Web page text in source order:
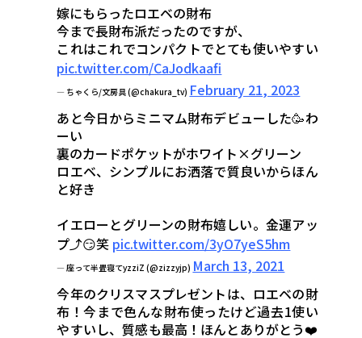
嫁にもらったロエベの財布
今まで長財布派だったのですが、
これはこれでコンパクトでとても使いやすい
pic.twitter.com/CaJodkaafi
— ちゃくら/文房具 (@chakura_tv) February 21, 2023
あと今日からミニマム財布デビューした🥳わ
ーい
裏のカードポケットがホワイト×グリーン
ロエベ、シンプルにお洒落で質良いからほん
と好き
イエローとグリーンの財布嬉しい。金運アッ
プ⤴️😏笑 pic.twitter.com/3yO7yeS5hm
— 座って半畳寝てyzziZ (@zizzyjp) March 13, 2021
今年のクリスマスプレゼントは、ロエベの財
布！今まで色んな財布使ったけど過去1使い
やすいし、質感も最高！ほんとありがとう❤️